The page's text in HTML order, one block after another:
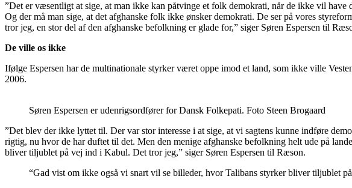
”Det er væsentligt at sige, at man ikke kan påtvinge et folk demokrati, når de ikke vil
Og der må man sige, at det afghanske folk ikke ønsker demokrati. De ser på vores
tror jeg, en stor del af den afghanske befolkning er glade for,” siger Søren Espersen til
De ville os ikke
Ifølge Espersen har de multinationale styrker været oppe imod et land, som ikke ville
2006.
Søren Espersen er udenrigsordfører for Dansk Folkepati. Foto Steen Brogaard
”Det blev der ikke lyttet til. Der var stor interesse i at sige, at vi sagtens kunne indføre
rigtig, nu hvor de har duftet til det. Men den menige afghanske befolkning helt ude på
bliver tiljublet på vej ind i Kabul. Det tror jeg,” siger Søren Espersen til Ræson.
“Gad vist om ikke også vi snart vil se billeder, hvor Talibans styrker bliver tiljublet